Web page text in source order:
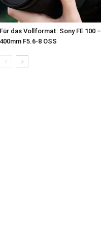
Für das Vollformat: Sony FE 100 –
400mm F5.6-8 OSS